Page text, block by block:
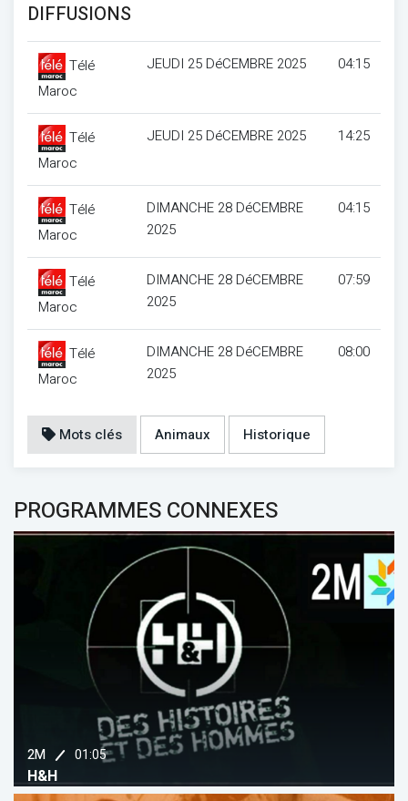
DIFFUSIONS
Télé
Maroc
JEUDI 25 DéCEMBRE 2025 04:15
Télé
Maroc
JEUDI 25 DéCEMBRE 2025 14:25
Télé
Maroc
DIMANCHE 28 DéCEMBRE
2025
04:15
Télé
Maroc
DIMANCHE 28 DéCEMBRE
2025
07:59
Télé
Maroc
DIMANCHE 28 DéCEMBRE
2025
08:00
Mots clés Animaux Historique
PROGRAMMES CONNEXES
2M 01:05
H&H